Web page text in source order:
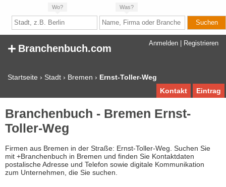
Wo? Was?
Anmelden Registrieren
+ Branchenbuch.com
Startseite › Stadt › Bremen › Ernst-Toller-Weg
Eintrag
Kontakt
Branchenbuch - Bremen Ernst-
Toller-Weg
Firmen aus Bremen in der Straße: Ernst-Toller-Weg. Suchen Sie
mit +Branchenbuch in Bremen und finden Sie Kontaktdaten
postalische Adresse und Telefon sowie digitale Kommunikation
zum Unternehmen, die Sie suchen.